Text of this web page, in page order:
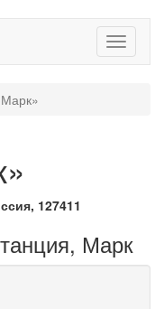
127411
Марк